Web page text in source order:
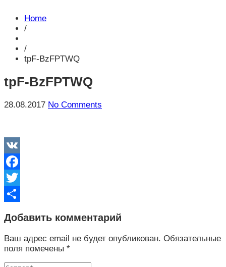
Home
/
/
tpF-BzFPTWQ
tpF-BzFPTWQ
28.08.2017 No Comments
VK
Facebook
Twitter
Добавить комментарий
Ваш адрес email не будет опубликован. Обязательные
поля помечены *